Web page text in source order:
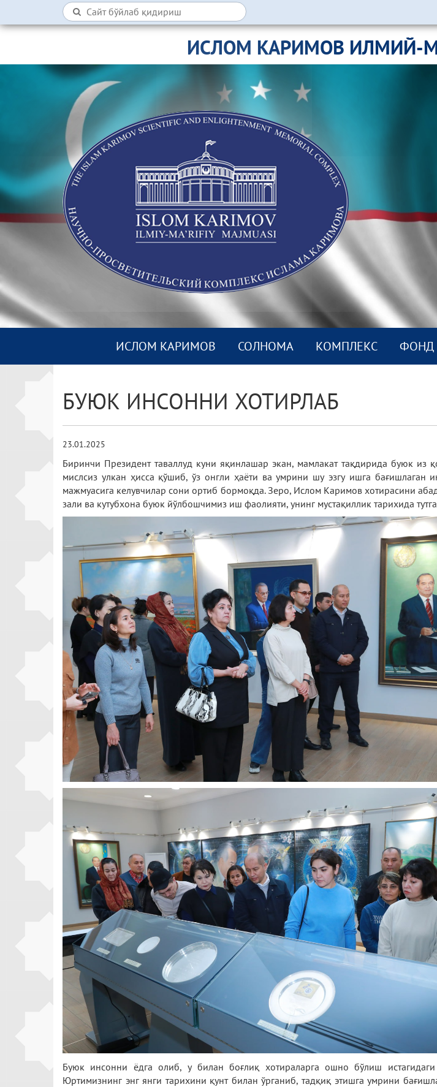
ИСЛОМ КАРИМОВ ИЛМИЙ-
ИСЛОМ КАРИМОВ СОЛНОМА КОМПЛEКС ФОНД
БУЮК ИНСОННИ ХОТИРЛАБ
23.01.2025
Биринчи Президент таваллуд куни яқинлашар экан, мамлакат тақдирида буюк из
мислсиз улкан ҳисса қўшиб, ўз онгли ҳаёти ва умрини шу эзгу ишга
мажмуасига келувчилар сони ортиб бормоқда. Зеро, Ислом Каримов хотирасини
зали ва кутубхона буюк йўлбошчимиз иш фаолияти, унинг мустақиллик тарихида
Буюк инсонни ёдга олиб, у билан боғлиқ хотираларга ошно бўлиш
Юртимизнинг энг янги тарихини қунт билан ўрганиб, тадқиқ этишга умрини